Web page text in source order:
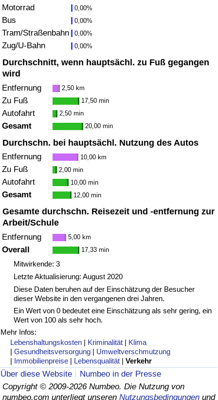
Motorrad 0,00%
Bus 0,00%
Tram/Straßenbahn 0,00%
Zug/U-Bahn 0,00%
Durchschnitt, wenn hauptsächl. zu Fuß gegangen
wird
Entfernung 2,50 km
Zu Fuß 17,50 min
Autofahrt 2,50 min
Gesamt 20,00 min
Durchschn. bei hauptsächl. Nutzung des Autos
Entfernung 10,00 km
Zu Fuß 2,00 min
Autofahrt 10,00 min
Gesamt 12,00 min
Gesamte durchschn. Reisezeit und -entfernung zur
Arbeit/Schule
Entfernung 5,00 km
Overall 17,33 min
Mitwirkende: 3
Letzte Aktualisierung: August 2020
Diese Daten beruhen auf der Einschätzung der Besucher
dieser Website in den vergangenen drei Jahren.
Ein Wert von 0 bedeutet eine Einschätzung als sehr gering, ein
Wert von 100 als sehr hoch.
Mehr Infos:
Lebenshaltungskosten | Kriminalität | Klima
|Gesundheitsversorgung | Umweltverschmutzung
| Immobilienpreise | Lebensqualität |Verkehr
Über diese Website
Numbeo in der Presse
Copyright © 2009-2026 Numbeo. Die Nutzung von
numbeo.com unterliegt unseren Nutzungsbedingungen und
Gesundheitsversorgungs-Index (aktuell)
Gesundheitsversorgungs-Index
Umweltverschmutzungs-Index (aktuell)
Verschmutzungsindex
Umweltverschmutzungs-Index nach Land
Verkehr
Verkehrs-Index nach Land